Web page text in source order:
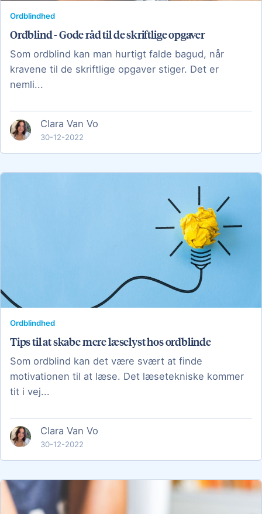
Ordblindhed
Ordblind - Gode råd til de skriftlige opgaver
Som ordblind kan man hurtigt falde bagud, når
kravene til de skriftlige opgaver stiger. Det er
nemli...
Clara Van Vo
30-12-2022
Ordblindhed
Tips til at skabe mere læselyst hos ordblinde
Som ordblind kan det være svært at finde
motivationen til at læse. Det læsetekniske kommer
tit i vej...
Clara Van Vo
30-12-2022